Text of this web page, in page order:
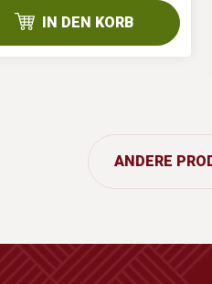
IN DEN KORB
ANDERE